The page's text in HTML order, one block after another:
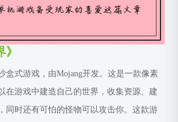
盒式游戏，由Mojang开发。这是一款像素
在游戏中建造自己的世界，收集资源、建
同时还有可怕的怪物可以攻击你。这款游